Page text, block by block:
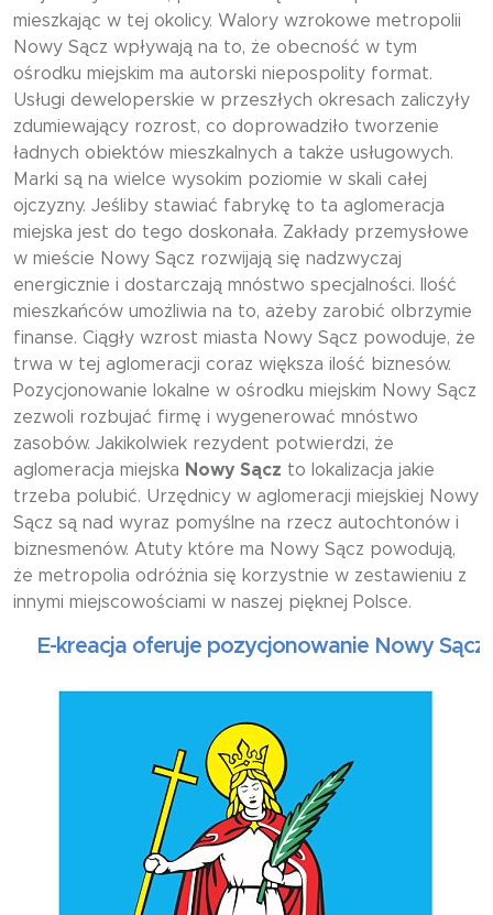
mieszkając w tej okolicy. Walory wzrokowe metropolii
Nowy Sącz wpływają na to, że obecność w tym
ośrodku miejskim ma autorski niepospolity format.
Usługi deweloperskie w przeszłych okresach zaliczyły
zdumiewający rozrost, co doprowadziło tworzenie
ładnych obiektów mieszkalnych a także usługowych.
Marki są na wielce wysokim poziomie w skali całej
ojczyzny. Jeśliby stawiać fabrykę to ta aglomeracja
miejska jest do tego doskonała. Zakłady przemysłowe
w mieście Nowy Sącz rozwijają się nadzwyczaj
energicznie i dostarczają mnóstwo specjalności. Ilość
mieszkańców umożliwia na to, ażeby zarobić olbrzymie
finanse. Ciągły wzrost miasta Nowy Sącz powoduje, że
trwa w tej aglomeracji coraz większa ilość biznesów.
Pozycjonowanie lokalne w ośrodku miejskim Nowy Sącz
zezwoli rozbujać firmę i wygenerować mnóstwo
zasobów. Jakikolwiek rezydent potwierdzi, że
aglomeracja miejska Nowy Sącz to lokalizacja jakie
trzeba polubić. Urzędnicy w aglomeracji miejskiej Nowy
Sącz są nad wyraz pomyślne na rzecz autochtonów i
biznesmenów. Atuty które ma Nowy Sącz powodują,
że metropolia odróżnia się korzystnie w zestawieniu z
innymi miejscowościami w naszej pięknej Polsce.
kreacja oferuje pozycjonowanie Nowy Sącz